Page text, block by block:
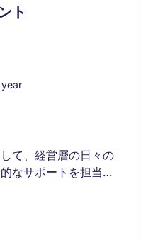
ト
て、経営層の日々の
なサポートを担当し
産性向上に貢献して